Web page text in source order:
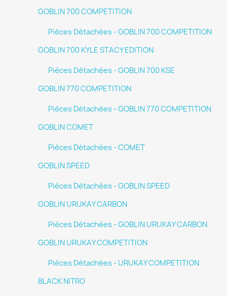
GOBLIN 700 COMPETITION
Pièces Détachées - GOBLIN 700 COMPETITION
GOBLIN 700 KYLE STACY EDITION
Pièces Détachées - GOBLIN 700 KSE
GOBLIN 770 COMPETITION
Pièces Détachées - GOBLIN 770 COMPETITION
GOBLIN COMET
Pièces Détachées - COMET
GOBLIN SPEED
Pièces Détachées - GOBLIN SPEED
GOBLIN URUKAY CARBON
Pièces Détachées - GOBLIN URUKAY CARBON
GOBLIN URUKAY COMPETITION
Pièces Détachées - URUKAY COMPETITION
BLACK NITRO